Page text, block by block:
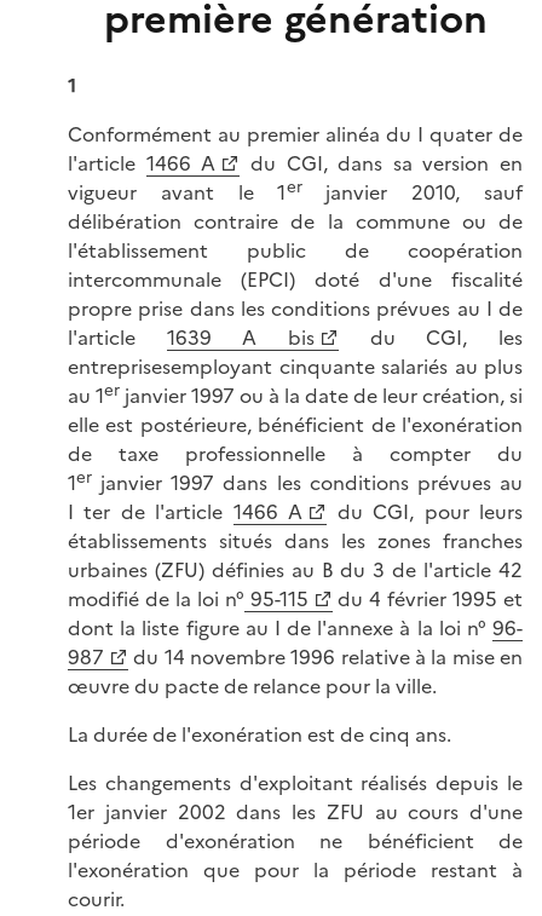
première génération
1
Conformément au premier alinéa du I quater de
l'article 1466 A
du CGI, dans sa version en
vigueur avant le 1erjanvier 2010, sauf
délibération contraire de la commune ou de
l'établissement public de coopération
intercommunale (EPCI) doté d'une fiscalité
propre prise dans les conditions prévues au I de
l'article 1639 A bis
du CGI, les
entreprisesemployant cinquante salariés au plus
au 1er janvier 1997 ou à la date de leur création, si
elle est postérieure, bénéficient de l'exonération
de taxe professionnelle à compter du
1er janvier 1997 dans les conditions prévues au
I ter de l'article 1466 A
du CGI, pour leurs
établissements situés dans les zones franches
urbaines (ZFU) définies au B du 3 de l'article 42
modifié de la loi n° 95-115
du 4 février 1995 et
dont la liste figure au I de l'annexe à la loi n° 96-
987
du 14 novembre 1996 relative à la mise en
œuvre du pacte de relance pour la ville.
La durée de l'exonération est de cinq ans.
Les changements d'exploitant réalisés depuis le
1er janvier 2002 dans les ZFU au cours d'une
période d'exonération ne bénéficient de
l'exonération que pour la période restant à
courir.